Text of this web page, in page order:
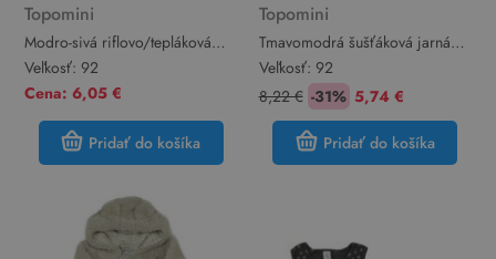
Topomini
Modro-sivá riflovo/tepláková
bunda s kapucňou Topomini
Veľkosť: 92
Cena: 6,05 €
Pridať do košíka
Topomini
Tmavomodrá šušťáková jarná
zateplená prešívaná bunda
Topomini
Veľkosť: 92
8,22 € -31% 5,74 €
Pridať do košíka